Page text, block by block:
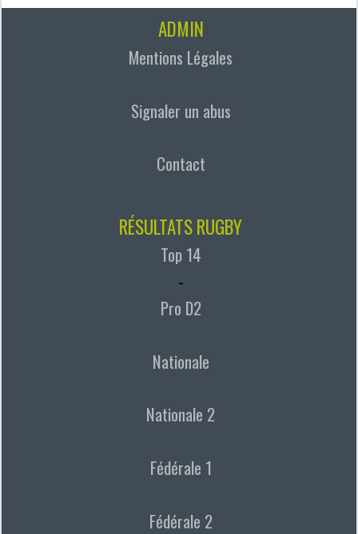
ADMIN
Mentions Légales
Signaler un abus
Contact
RÉSULTATS RUGBY
Top 14
-
Pro D2
Nationale
Nationale 2
Fédérale 1
Fédérale 2